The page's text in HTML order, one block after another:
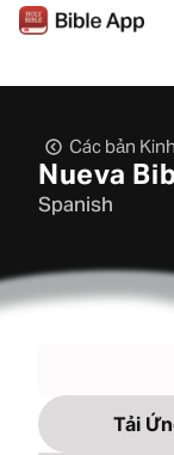
Các bản
Nueva
Spanish
Tải